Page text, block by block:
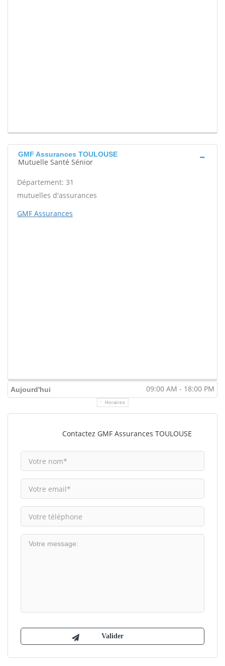
GMF Assurances TOULOUSE
Mutuelle Santé Sénior
Département: 31
mutuelles d'assurances
GMF Assurances
Aujourd'hui 09:00 AM - 18:00 PM
Horaires
Contactez GMF Assurances TOULOUSE